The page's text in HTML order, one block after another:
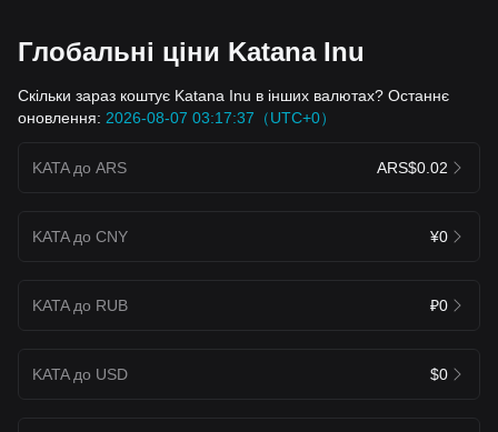
Глобальні ціни Katana Inu
Скільки зараз коштує Katana Inu в інших валютах? Останнє
оновлення: 2026-08-07 03:17:37（UTC+0）
KATA до ARS ARS$0.02
KATA до CNY ¥0
KATA до RUB ₽0
KATA до USD $0